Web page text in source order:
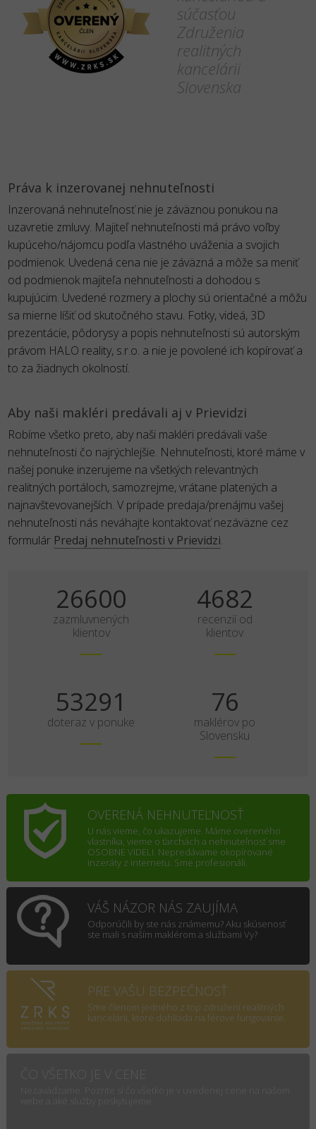
súčasťou
Združenia
realitných
kancelárii
Slovenska
Práva k inzerovanej nehnuteľnosti
Inzerovaná nehnuteľnosť nie je záväznou ponukou na
uzavretie zmluvy. Majiteľ nehnuteľnosti má právo voľby
kupúceho/nájomcu podľa vlastného uváženia a svojich
podmienok. Uvedená cena nie je záväzná a môže sa meniť
od podmienok majiteľa nehnuteľnosti a dohodou s
kupujúcim. Uvedené rozmery a plochy sú orientačné a môžu
sa mierne líšiť od skutočného stavu. Fotky, videá, 3D
prezentácie, pôdorysy a popis nehnuteľnosti sú autorským
právom HALO reality, s.r.o. a nie je povolené ich kopírovať a
to za žiadnych okolností.
Aby naši makléri predávali aj v Prievidzi
Robíme všetko preto, aby naši makléri predávali vaše
nehnuteľnosti čo najrýchlejšie. Nehnuteľnosti, ktoré máme v
našej ponuke inzerujeme na všetkých relevantných
realitných portáloch, samozrejme, vrátane platených a
najnavštevovanejších. V prípade predaja/prenájmu vašej
nehnuteľnosti nás neváhajte kontaktovať nezáväzne cez
formulár Predaj nehnuteľnosti v Prievidzi.
35000
zazmluvnených
klientov
6160
recenzií od
klientov
70120
doteraz v ponuke
100
maklérov po
Slovensku
OVERENÁ NEHNUTEĽNOSŤ
U nás vieme, čo ukazujeme. Máme overeného
vlastníka, vieme o ťarchách a nehnuteľnosť sme
OSOBNE VIDELI. Nepredávame okopírované
inzeráty z internetu. Sme profesionáli.
VÁŠ NÁZOR NÁS ZAUJÍMA
Odporúčili by ste nás známemu? Aku skúsenosť
ste mali s naším maklérom a službami Vy?
PRE VAŠU BEZPEČNOSŤ
Sme členom jedného z top združení realitných
kancelárii, ktoré dohliada na férove fungovanie.
ČO VŠETKO JE V CENE